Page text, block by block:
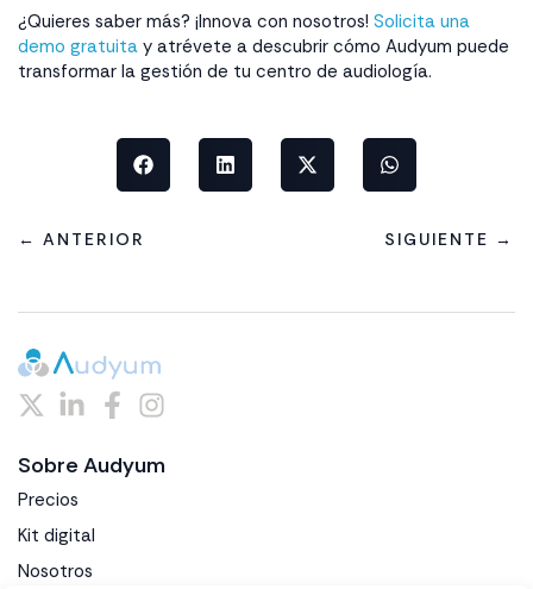
¿Quieres saber más? ¡Innova con nosotros! Solicita una
demo gratuita y atrévete a descubrir cómo Audyum puede
transformar la gestión de tu centro de audiología.
← ANTERIOR SIGUIENTE →
Sobre Audyum
Precios
Kit digital
Nosotros